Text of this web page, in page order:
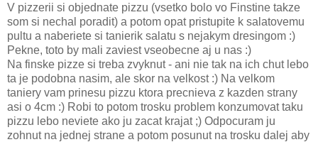
V pizzerii si objednate pizzu (vsetko bolo vo Finstine takze
som si nechal poradit) a potom opat pristupite k salatovemu
pultu a naberiete si tanierik salatu s nejakym dresingom :)
Pekne, toto by mali zaviest vseobecne aj u nas :)
Na finske pizze si treba zvyknut - ani nie tak na ich chut lebo
ta je podobna nasim, ale skor na velkost :) Na velkom
taniery vam prinesu pizzu ktora precnieva z kazden strany
asi o 4cm :) Robi to potom trosku problem konzumovat taku
pizzu lebo neviete ako ju zacat krajat ;) Odpocuram ju
zohnut na jednej strane a potom posunut na trosku dalej aby